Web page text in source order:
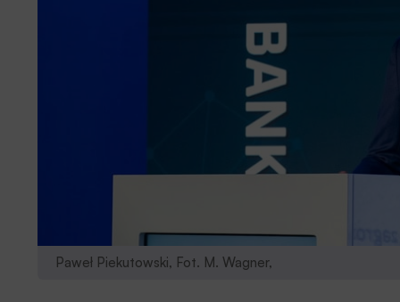
Paweł Piekutowski, Fot. M. Wagner,